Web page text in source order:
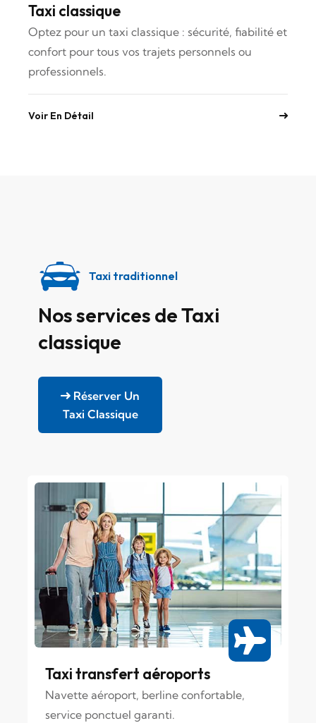
Taxi classique
Optez pour un taxi classique : sécurité, fiabilité et
confort pour tous vos trajets personnels ou
professionnels.
Voir En Détail
Taxi traditionnel
Nos services de Taxi
classique
Réserver Un
Taxi Classique
Taxi transfert aéroports
Navette aéroport, berline confortable,
service ponctuel garanti.